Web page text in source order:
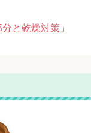
と乾燥対策 」